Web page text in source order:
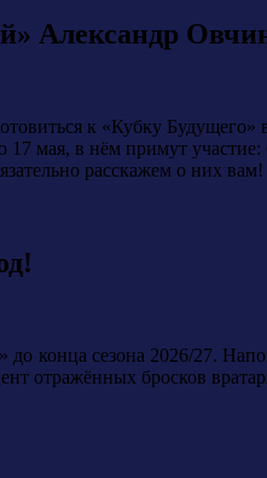
Александр
к «Кубку Будущего»
17 мая, в нём примут
расскажем о них вам!
до конца сезона 2026/27.
отражённых бросков